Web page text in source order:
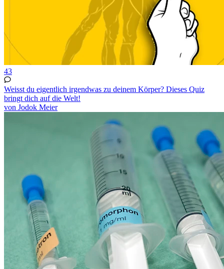
43
Weisst du eigentlich irgendwas zu deinem Körper? Dieses Quiz
bringt dich auf die Welt!
von Jodok Meier